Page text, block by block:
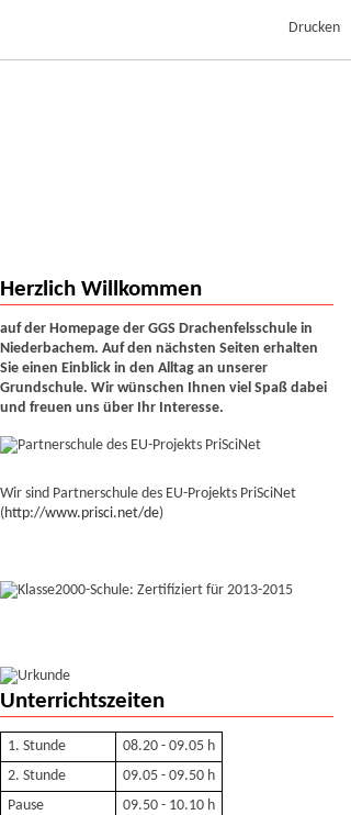
Drucken
Herzlich Willkommen
auf der Homepage der GGS Drachenfelsschule in
Niederbachem. Auf den nächsten Seiten erhalten
Sie einen Einblick in den Alltag an unserer
Grundschule. Wir wünschen Ihnen viel Spaß dabei
und freuen uns über Ihr Interesse.
Wir sind Partnerschule des EU-Projekts PriSciNet
( http://www.prisci.net/de)
Unterrichtszeiten
1. Stunde
08.20 - 09.05 h
2. Stunde
09.05 - 09.50 h
Pause
09.50 - 10.10 h